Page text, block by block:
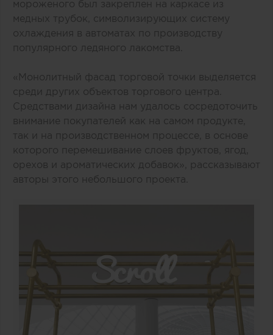
мороженого был закреплен на каркасе из
медных трубок, символизирующих систему
охлаждения в автоматах по производству
популярного ледяного лакомства.
«Монолитный фасад торговой точки выделяется
среди других объектов торгового центра.
Средствами дизайна нам удалось сосредоточить
внимание покупателей как на самом продукте,
так и на производственном процессе, в основе
которого перемешивание слоев фруктов, ягод,
орехов и ароматических добавок», рассказывают
авторы этого небольшого проекта.